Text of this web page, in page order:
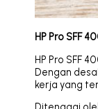
HP Pro SFF
HP Pro SFF
Dengan
kerja yang